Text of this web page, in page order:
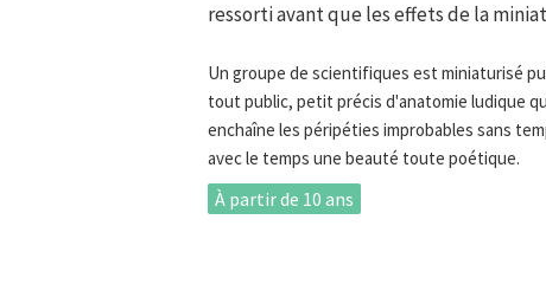
ressorti avant que les effets de la
Un groupe de scientifiques est miniaturisé
tout public, petit précis d'anatomie ludique
enchaîne les péripéties improbables sans
avec le temps une beauté toute poétique.
À partir de 10 ans